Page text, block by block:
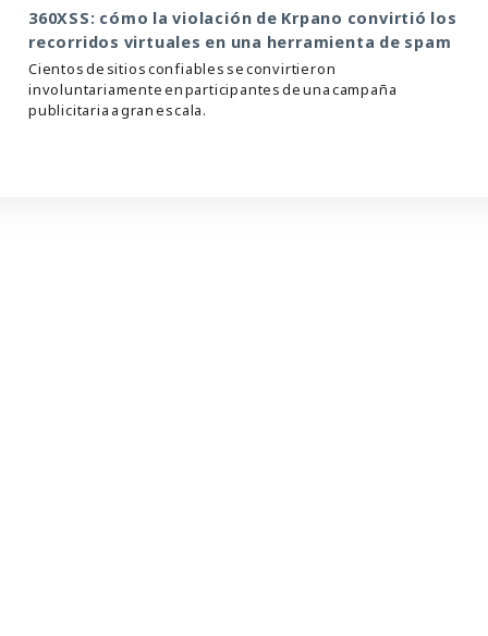
360XSS: cómo la violación de Krpano convirtió los
recorridos virtuales en una herramienta de spam
Cientos de sitios confiables se convirtieron
involuntariamente en participantes de una campaña
publicitaria a gran escala.